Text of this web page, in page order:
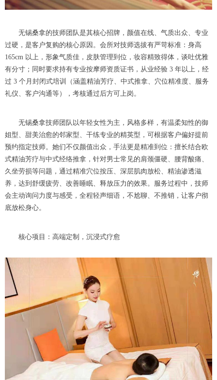
无锡桑拿的技师团队是其核心招牌，颜值在线、气质出众、专业
过硬，是客户复购的核心原因。会所对技师选拔有严苛标准：身高
165cm 以上，形象气质佳，皮肤管理到位，妆容精致得体，谈吐优雅
有分寸；同时要求持有专业按摩师资质证书，从业经验 3 年以上，经
过 3 个月封闭式培训（涵盖精油芳疗、中式推拿、穴位精准度、服务
礼仪、客户沟通等），考核通过后方可上岗。
无锡桑拿技师团队以年轻女性为主，风格多样，有温柔知性的御
姐型、甜美治愈的邻家型、干练专业的精英型，可根据客户偏好提前
预约指定技师。她们不仅颜值出众，手法更是精准到位：擅长结合欧
式精油芳疗与中式经络推拿，针对男士常见的肩颈僵硬、腰背酸痛、
久坐劳损等问题，通过精准穴位按压、深层肌肉放松、精油渗透滋
养，达到舒缓疲劳、改善睡眠、释放压力的效果。服务过程中，技师
会主动询问力度与感受，全程轻声细语，不尬聊、不推销，让客户彻
底放松身心。
核心项目：高端定制，沉浸式疗愈